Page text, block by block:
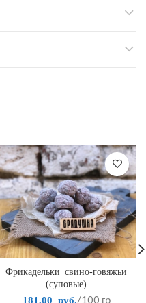
Фрикадельки свино-говяжьи
(суповые)
181,00 руб. /100 гр